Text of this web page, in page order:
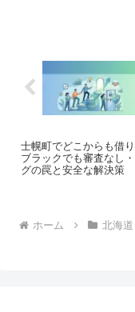
士幌町でどこからも借り
ブラックでも審査なし
グの罠と安全な解決策
ホーム 北海道